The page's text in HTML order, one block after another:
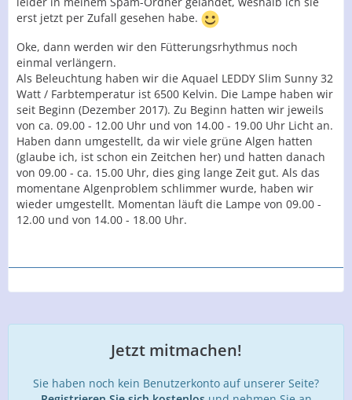
erst jetzt per Zufall gesehen habe.
Oke, dann werden wir den Fütterungsrhythmus noch
einmal verlängern.
Als Beleuchtung haben wir die Aquael LEDDY Slim Sunny 32
Watt / Farbtemperatur ist 6500 Kelvin. Die Lampe haben wir
seit Beginn (Dezember 2017). Zu Beginn hatten wir jeweils
von ca. 09.00 - 12.00 Uhr und von 14.00 - 19.00 Uhr Licht an.
Haben dann umgestellt, da wir viele grüne Algen hatten
(glaube ich, ist schon ein Zeitchen her) und hatten danach
von 09.00 - ca. 15.00 Uhr, dies ging lange Zeit gut. Als das
momentane Algenproblem schlimmer wurde, haben wir
wieder umgestellt. Momentan läuft die Lampe von 09.00 -
12.00 und von 14.00 - 18.00 Uhr.
Jetzt mitmachen!
Sie haben noch kein Benutzerkonto auf unserer Seite?